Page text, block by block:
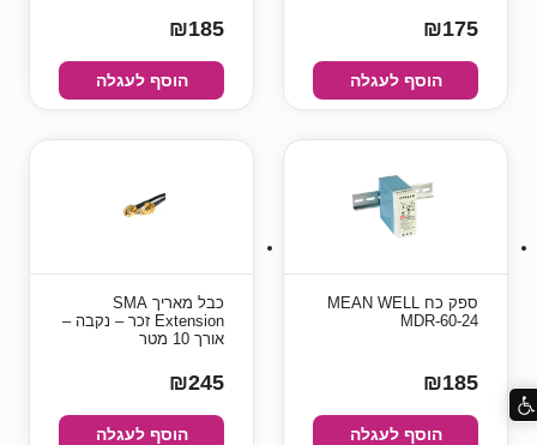
₪175
הוסף לעגלה
₪185
הוסף לעגלה
ספק כח MEAN WELL
MDR-60-24
₪185
הוסף לעגלה
כבל מאריך SMA
Extension זכר – נקבה –
אורך 10 מטר
₪245
הוסף לעגלה